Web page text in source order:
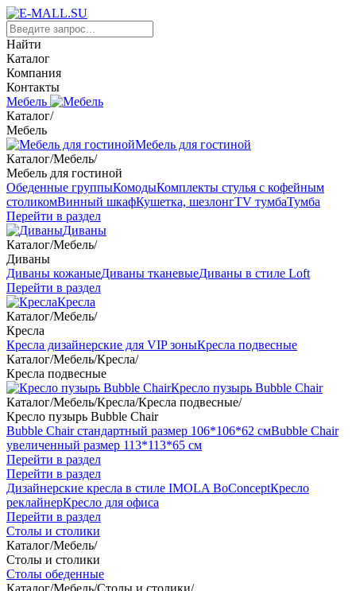
Найти
Каталог
Компания
Контакты
Мебель
Каталог/
Мебель
Мебель для гостиной
Каталог/Мебель/
Мебель для гостиной
Обеденные группыКомодыКомплекты стулья с кофейным
столикомВинный шкафКушетка, шезлонгTV тумбаТумба
Перейти в раздел
Диваны
Каталог/Мебель/
Диваны
Диваны кожаныеДиваны тканевыеДиваны в стиле Loft
Перейти в раздел
Кресла
Каталог/Мебель/
Кресла
Кресла дизайнерские для VIP зоныКресла подвесные
Каталог/Мебель/Кресла/
Кресла подвесные
Кресло пузырь Bubble Chair
Каталог/Мебель/Кресла/Кресла подвесные/
Кресло пузырь Bubble Chair
Bubble Chair стандартный размер 106*106*62 смBubble Chair
увеличенный размер 113*113*65 см
Перейти в раздел
Перейти в раздел
Дизайнерские кресла в стиле IMOLA BoConceptКресло
реклайнерКресло для офиса
Перейти в раздел
Столы и столики
Каталог/Мебель/
Столы и столики
Столы обеденные
Каталог/Мебель/Столы и столики/